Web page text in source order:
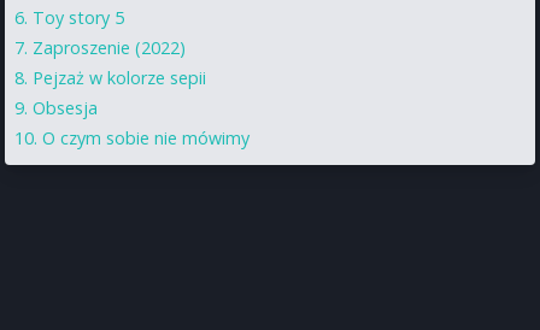
Toy story 5
Zaproszenie (2022)
Pejzaż w kolorze sepii
Obsesja
O czym sobie nie mówimy